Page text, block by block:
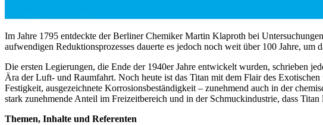
Im Jahre 1795 entdeckte der Berliner Chemiker Martin Klaproth bei
aufwendigen Reduktionsprozesses dauerte es jedoch noch weit über 100 Jahre,
Die ersten Legierungen, die Ende der 1940er Jahre entwickelt wurden, schrieben
Ära der Luft- und Raumfahrt. Noch heute ist das Titan mit dem Flair des
Festigkeit, ausgezeichnete Korrosionsbeständigkeit – zunehmend auch in der
stark zunehmende Anteil im Freizeitbereich und in der Schmuckindustrie, dass
Themen, Inhalte und Referenten